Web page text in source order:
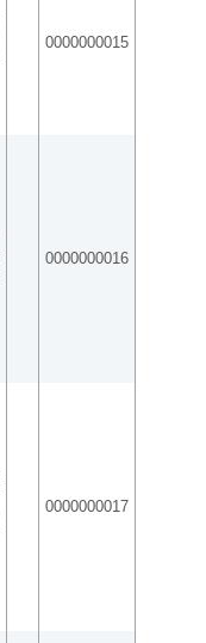
0000000015
0000000016
0000000017